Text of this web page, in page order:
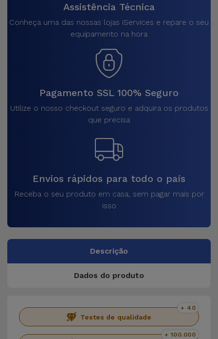
Assistência Técnica
Conheça uma das nossas lojas iServices e repare o seu
equipamento na hora
Pagamento SSL 100% Seguro
Utilize o nosso checkout seguro e adquira os produtos
que precisa
Envios rápidos para todo o país
Receba o seu produto em casa, sem pagar mais por
isso
Descrição
Dados do produto
Testes de qualidade
+ 40
+ 100.000